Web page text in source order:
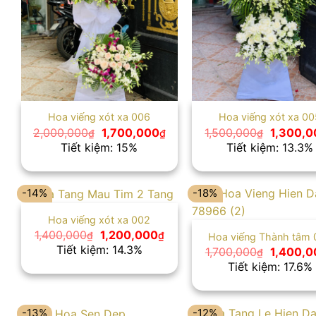
Hoa viếng xót xa 006
2,000,000₫ Giá
gốc
là:
1,700,000₫Giá
hiện
là:
1,700,000₫.
Tiết kiệm: 15%
Hoa viếng xót xa
1,500,000₫ Giá
gốc
là:
Tiết kiệm: 13.3%
-14%
Hoa viếng xót xa 002
1,400,000₫ Giá
gốc
là:
1,200,000₫Giá
hiện
là:
1,200,000₫.
Tiết kiệm: 14.3%
-18%
Hoa viếng Thành tâm
1,700,000₫
Giá
gốc
là:
Tiết kiệm: 17.6%
-13% -12%